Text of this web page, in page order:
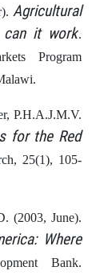
Agricultural
can it work.
Program
P.H.A.J.M.V.
for the Red
25(1), 105-
(2003, June).
Where
Bank.